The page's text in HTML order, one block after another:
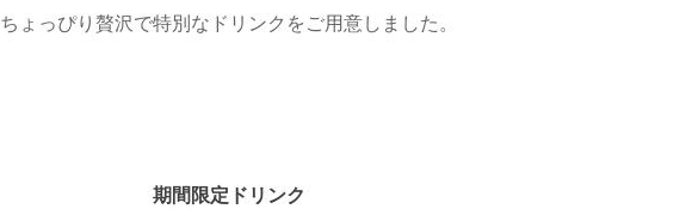
ちょっぴり贅沢で特別なドリンクをご用意しました。
期間限定ドリンク